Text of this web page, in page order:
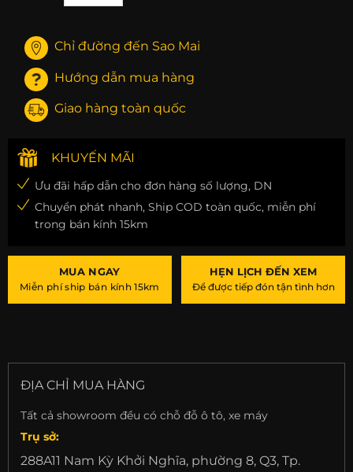
Chỉ đường đến Sao Mai
Hướng dẫn mua hàng
Giao hàng toàn quốc
KHUYẾN MÃI
Ưu đãi hấp dẫn cho đơn hàng số lượng, DN
Chuyển phát nhanh, Ship COD toàn quốc, miễn phí
trong bán kính 15km
MUA NGAY
Miễn phí ship bán kính 15km
HẸN LỊCH ĐẾN XEM
Để được tiếp đón tận tình hơn
ĐỊA CHỈ MUA HÀNG
Tất cả showroom đều có chỗ đỗ ô tô, xe máy
Trụ sở:
288A11 Nam Kỳ Khởi Nghĩa, phường 8, Q3, Tp.